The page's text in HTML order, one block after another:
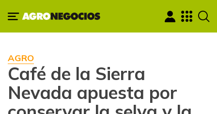
AGRO
Café de la Sierra
Nevada apuesta por